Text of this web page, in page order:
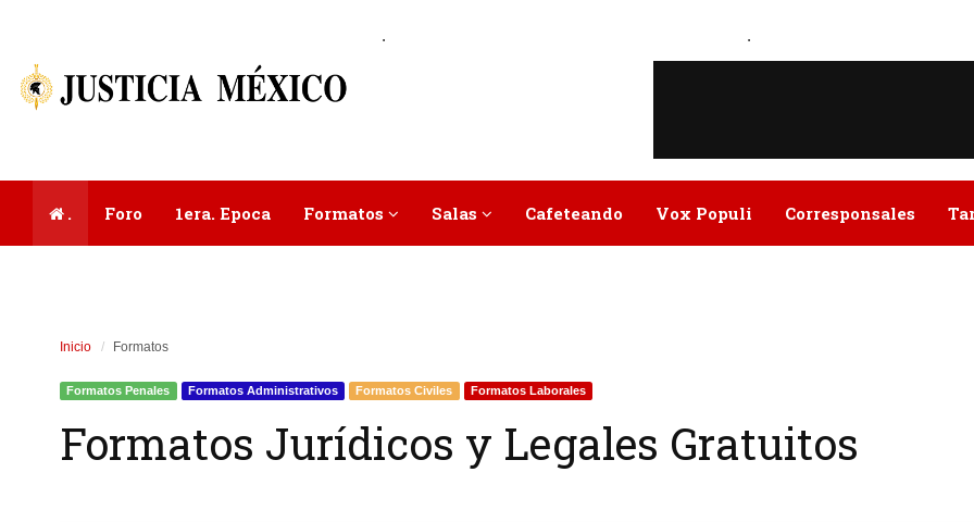
. .
. Foro 1era. Epoca Formatos Salas Cafeteando Vox Populi Corresponsales
Inicio Formatos
Formatos Penales Formatos Administrativos Formatos Civiles Formatos Laborales
Formatos Jurídicos y Legales Gratuitos